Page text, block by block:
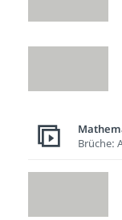
Brüche: